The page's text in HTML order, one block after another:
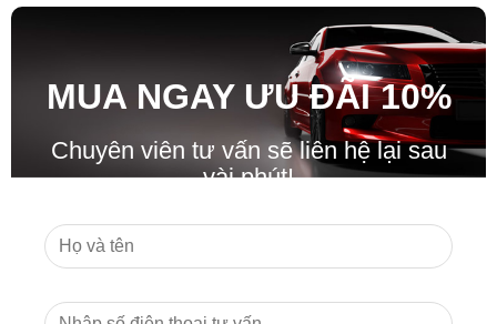
MUA NGAY ƯU ĐÃI10%
Chuyên viên tư vấn sẽ liên hệ lại sau
vài phút!